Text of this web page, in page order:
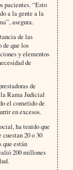
pacientes. “Esto
a la gente a la
asegura.
de las
de que los
y elementos
de
de
la Rama Judicial
el cometido de
en excesos.
ha tenido que
20 o 30
están
200 millones